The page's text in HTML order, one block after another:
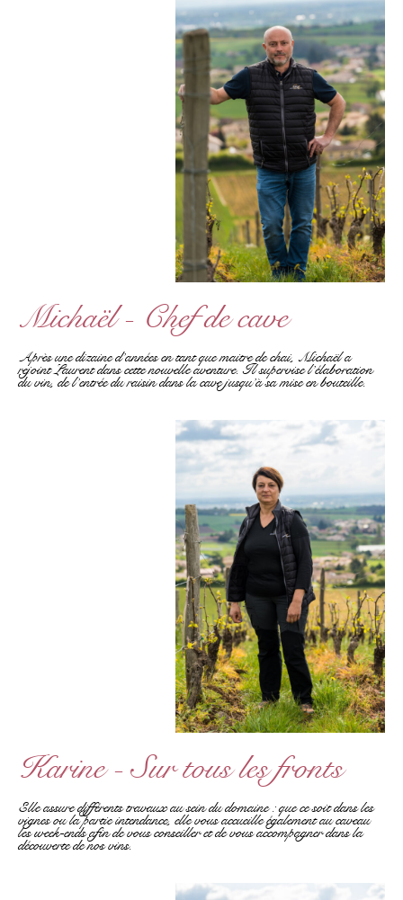
Michaël - Chef de cave
Après une dizaine d’années en tant que maitre de chai, Michaël a
rejoint Laurent dans cette nouvelle aventure. Il supervise l’élaboration
du vin, de l’entrée du raisin dans la cave jusqu’à sa mise en bouteille.
Karine - Sur tous les fronts
Elle assure différents travaux au sein du domaine : que ce soit dans les
vignes ou la partie intendance, elle vous accueille également au caveau
les week-ends afin de vous conseiller et de vous accompagner dans la
découverte de nos vins.